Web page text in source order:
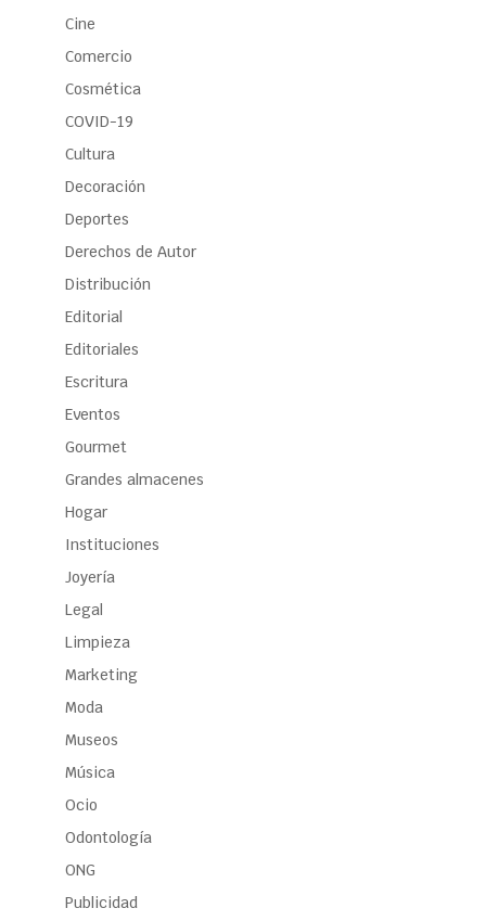
Cine
Comercio
Cosmética
COVID-19
Cultura
Decoración
Deportes
Derechos de Autor
Distribución
Editorial
Editoriales
Escritura
Eventos
Gourmet
Grandes almacenes
Hogar
Instituciones
Joyería
Legal
Limpieza
Marketing
Moda
Museos
Música
Ocio
Odontología
ONG
Publicidad